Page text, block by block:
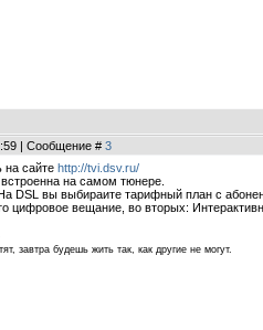
| Сообщение # 3
на сайте http://tvi.dsv.ru/
на самом тюнере.
DSL вы выбираите тарифный план с
цифровое вещание, во вторых:
завтра будешь жить так, как другие не могут.